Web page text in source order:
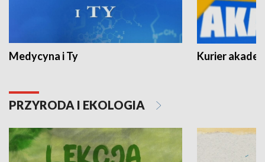
Medycyna i Ty Kurier
PRZYRODA I EKOLOGIA